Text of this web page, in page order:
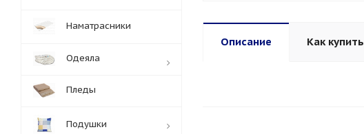
Описание Как купить
Наматрасники
Одеяла
Пледы
Подушки